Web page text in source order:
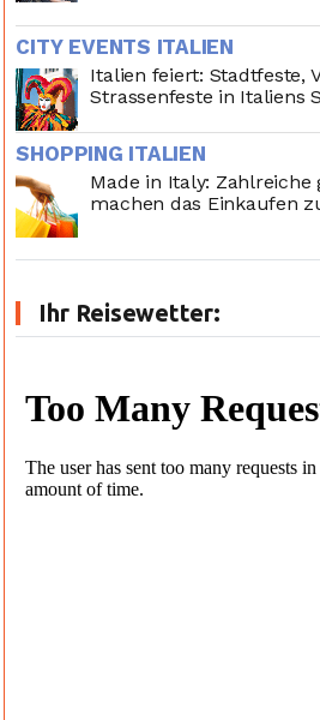
CITY EVENTS ITALIEN
Italien feiert: Stadtfeste,
Strassenfeste in Italiens
SHOPPING ITALIEN
Made in Italy: Zahlreiche
machen das Einkaufen
Ihr Reisewetter: